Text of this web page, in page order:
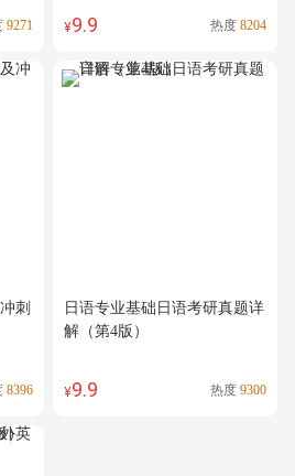
9271 ¥9.9 热度 8204
刺
8396
日语专业基础日语考研真题详
解（第4版）
¥9.9 热度 9300